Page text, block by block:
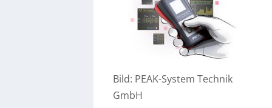
Bild: PEAK-System Technik
GmbH